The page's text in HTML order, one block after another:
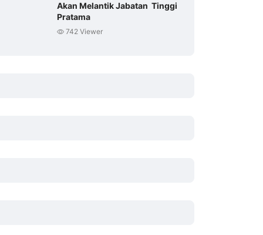
Akan Melantik Jabatan Tinggi
Pratama
742 Viewer